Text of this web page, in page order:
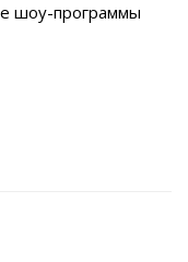
шоу-программы